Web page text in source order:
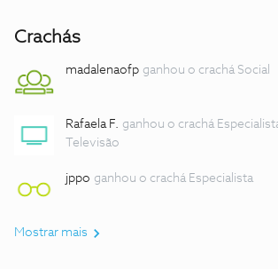
Crachás
madalenaofp ganhou o crachá Social
Rafaela F. ganhou o crachá
Televisão
jppo ganhou o crachá Especialista
Mostrar mais